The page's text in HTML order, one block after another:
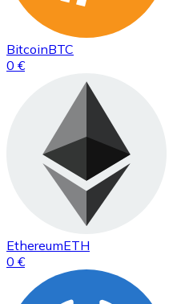
BitcoinBTC
0 €
EthereumETH
0 €